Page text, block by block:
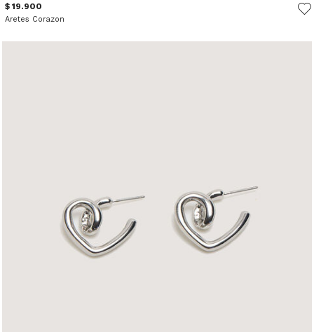
$ 19.900
Aretes Corazon